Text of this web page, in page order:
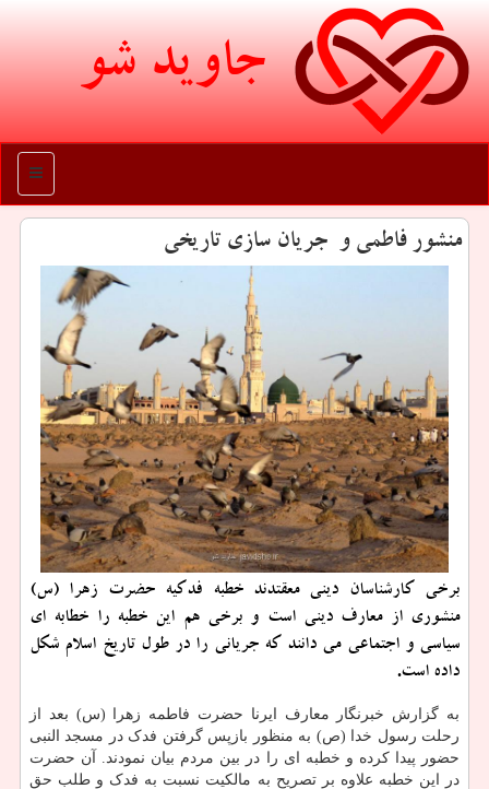
جاوید شو
منو
منشور فاطمی و جریان سازی تاریخی
برخی کارشناسان دینی معقتدند خطبه فدکیه حضرت زهرا (س)
منشوری از معارف دینی است و برخی هم این خطبه را خطابه ای
سیاسی و اجتماعی می دانند که جریانی را در طول تاریخ اسلام شکل
داده است.
به گزارش خبرنگار معارف ایرنا حضرت فاطمه زهرا (س) بعد از
رحلت رسول خدا (ص) به منظور بازپس گرفتن فدک در مسجد النبی
حضور پیدا کرده و خطبه ای را در بین مردم بیان نمودند. آن حضرت
در این خطبه علاوه بر تصریح به مالکیت نسبت به فدک و طلب حق